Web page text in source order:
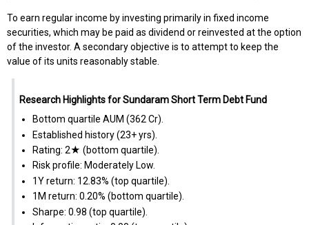
To earn regular income by investing primarily in fixed income
securities, which may be paid as dividend or reinvested at the option
of the investor. A secondary objective is to attempt to keep the
value of its units reasonably stable.
Research Highlights for Sundaram Short Term Debt Fund
Bottom quartile AUM (₹362 Cr).
Established history (23+ yrs).
Rating: 2★ (bottom quartile).
Risk profile: Moderately Low.
1Y return: 12.83% (top quartile).
1M return: 0.20% (bottom quartile).
Sharpe: 0.98 (top quartile).